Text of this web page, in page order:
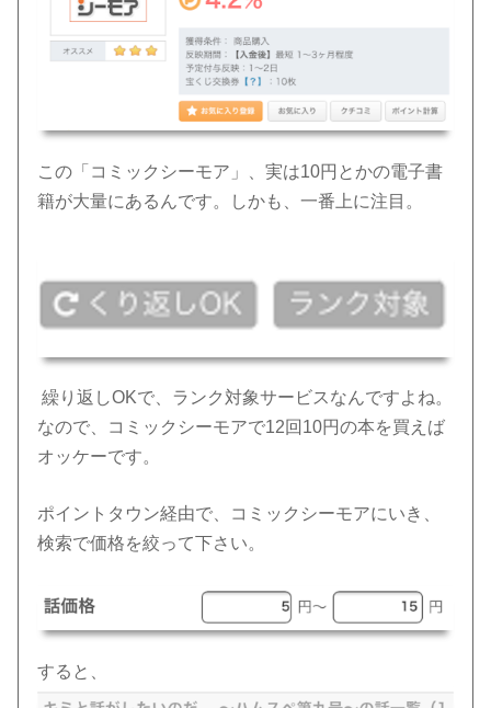
この「コミックシーモア」、実は10円とかの電子書
籍が大量にあるんです。しかも、一番上に注目。
繰り返しOKで、ランク対象サービスなんですよね。
なので、コミックシーモアで12回10円の本を買えば
オッケーです。
ポイントタウン経由で、コミックシーモアにいき、
検索で価格を絞って下さい。
すると、